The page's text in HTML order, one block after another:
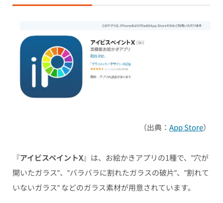
（出典：App Store）
『アイビスペイントX』は、お絵かきアプリの1種で、”穴が
開いたガラス”、”バラバラに割れたガラスの破片”、”割れて
いないガラス” などのガラス素材が用意されています。